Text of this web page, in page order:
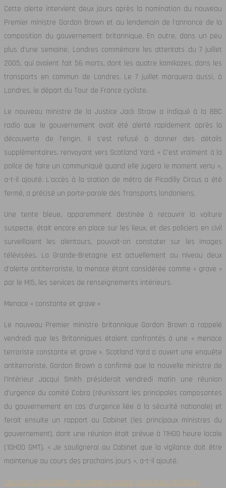
Cette alerte intervient deux jours après la nomination du nouveau
Premier ministre Gordon Brown et au lendemain de l’annonce de la
composition du gouvernement britannique. En outre, dans un peu
plus d’une semaine, Londres commémore les attentats du 7 juillet
2005, qui avaient fait 56 morts, dont les quatre kamikazes, dans les
transports en commun de Londres. Le 7 juillet marquera aussi, à
Londres, le départ du Tour de France cycliste.
Le nouveau ministre de la Justice Jack Straw a indiqué à la BBC
radio que le gouvernement avait été alerté rapidement après la
découverte de l’engin. Il s’est refusé à donner des détails
supplémentaires, renvoyant vers Scotland Yard. « C’est vraiment à la
police de faire un communiqué quand elle jugera le moment venu »,
a-t-il ajouté. L’accès à la station de métro de Picadilly Circus a été
fermé, a précisé un porte-parole des Transports londoniens.
Une tente bleue, apparemment destinée à recouvrir la voiture
suspecte, était encore en place sur les lieux, et des policiers en civil
surveillaient les alentours, pouvait-on constater sur les images
télévisées. La Grande-Bretagne est actuellement au niveau deux
d’alerte antiterroriste, la menace étant considérée comme « grave »
par le MI5, les services de renseignements intérieurs.
Menace « constante et grave »
Le nouveau Premier ministre britannique Gordon Brown a rappelé
vendredi que les Britanniques étaient confrontés à une « menace
terroriste constante et grave ». Scotland Yard a ouvert une enquête
antiterroriste. Gordon Brown a confirmé que la nouvelle ministre de
l’Intérieur Jacqui Smith présiderait vendredi matin une réunion
d’urgence du comité Cobra (réunissant les principales composantes
du gouvernement en cas d’urgence liée à la sécurité nationale) et
ferait ensuite un rapport au Cabinet (les principaux ministres du
gouvernement), dont une réunion était prévue à 11H00 heure locale
(10H00 GMT). « Je soulignerai au Cabinet que la vigilance doit être
maintenue au cours des prochains jours », a-t-il ajouté.
Les cours particuliers de soutien scolaire, c’est aussi en ligne !